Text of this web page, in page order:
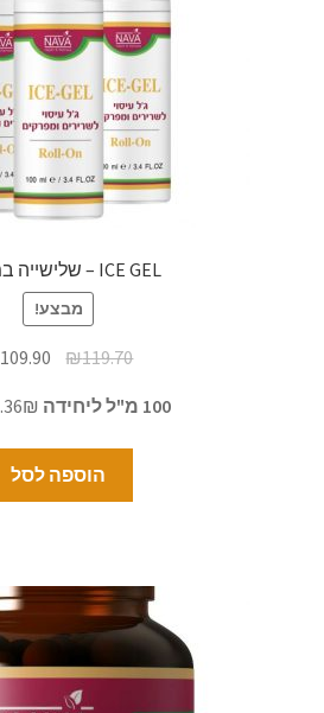
ICE GEL – שלישייה במבצע
מבצע!
₪119.70
109.90
100 מ"ל ליחידה
הוספה לסל